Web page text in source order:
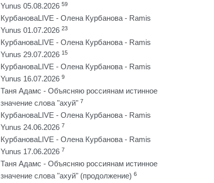
Yunus 05.08.2026 59
КурбановаLIVE - Олена Курбанова - Ramis
Yunus 01.07.2026 23
КурбановаLIVE - Олена Курбанова - Ramis
Yunus 29.07.2026 15
КурбановаLIVE - Олена Курбанова - Ramis
Yunus 16.07.2026 9
Таня Адамс - Объясняю россиянам истинное
значение слова "ахуй" 7
КурбановаLIVE - Олена Курбанова - Ramis
Yunus 24.06.2026 7
КурбановаLIVE - Олена Курбанова - Ramis
Yunus 17.06.2026 7
Таня Адамс - Объясняю россиянам истинное
значение слова "ахуй" (продолжение) 6